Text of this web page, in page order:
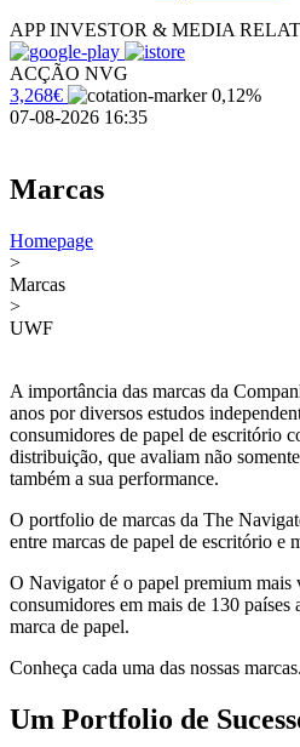
APP INVESTOR & MEDIA
ACÇÃO NVG
3,268€
0,12%
07-08-2026 16:35
Marcas
Homepage
>
Marcas
>
UWF
A importância das marcas da
anos por diversos estudos
consumidores de papel de escritório
distribuição, que avaliam não
também a sua performance.
O portfolio de marcas da The
entre marcas de papel de escritório e
O Navigator é o papel premium
consumidores em mais de 130 países
marca de papel.
Conheça cada uma das nossas marcas.
Um Portfolio de